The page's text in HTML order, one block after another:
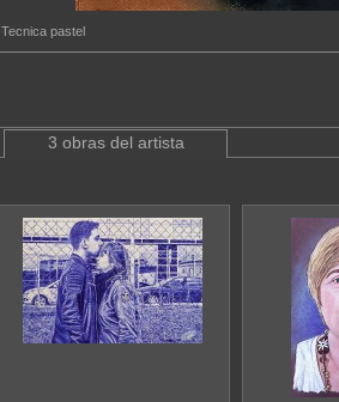
Tecnica pastel
3 obras del artista